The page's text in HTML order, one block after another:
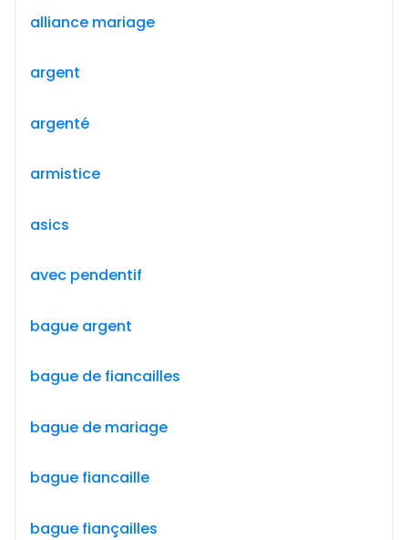
alliance mariage
argent
argenté
armistice
asics
avec pendentif
bague argent
bague de fiancailles
bague de mariage
bague fiancaille
bague fiançailles